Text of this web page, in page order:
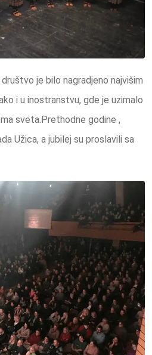
je bilo nagradjeno najvišim
i u inostranstvu, gde je uzimalo
sveta.Prethodne godine ,
Užica, a jubilej su proslavili sa